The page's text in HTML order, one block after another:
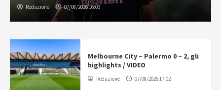
Redazione 07/08/2026 16:03
Melbourne City – Palermo 0 – 2, gli
highlights / VIDEO
Redazione 07/08/2026 17:02